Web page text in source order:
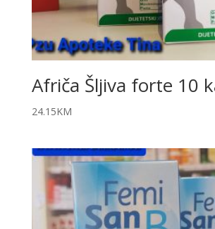
Afriča Šljiva forte 10
24.15KM